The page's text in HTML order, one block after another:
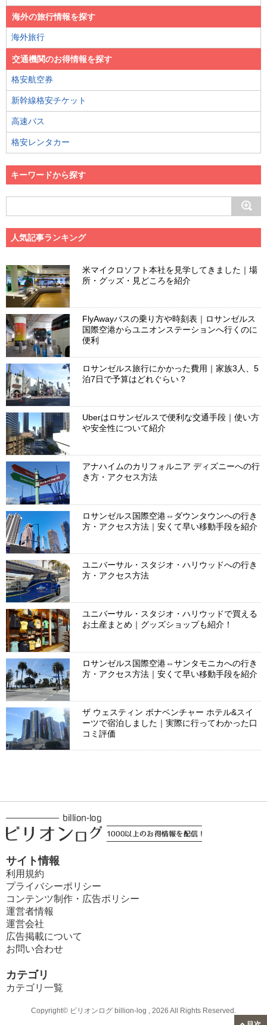
海外の旅行情報を探す
海外旅行
交通機関のお得情報を探す
格安航空券
新幹線格安チケット
高速バス
格安レンタカー
キーワードから探す
人気記事ランキング
米マイクロソフト本社を見学してきました｜場
所・グッズ・見どころを紹介
FlyAwayバスの乗り方や時刻表｜ロサンゼルス
国際空港からユニオンステーションへ行くのに
便利
ロサンゼルス旅行にかかった費用｜家族3人、5
泊7日で予算はどれぐらい？
Uberはロサンゼルスで便利な交通手段｜使い方
や安全性について紹介
アナハイムのカリフォルニア ディズニーへの行
き方・アクセス方法
ロサンゼルス国際空港⇔ダウンタウンへの行き
方・アクセス方法｜安くて早い移動手段を紹介
ユニバーサル・スタジオ・ハリウッドへの行き
方・アクセス方法
ユニバーサル・スタジオ・ハリウッドで買える
お土産まとめ｜グッズショップも紹介！
ロサンゼルス国際空港⇔サンタモニカへの行き
方・アクセス方法｜安くて早い移動手段を紹介
ザ ウェスティン ボナベンチャー ホテル&スイ
ーツで宿泊しました｜実際に行ってわかった口
コミ評価
サイト情報
利用規約
プライバシーポリシー
コンテンツ制作・広告ポリシー
運営者情報
運営会社
広告掲載について
お問い合わせ
カテゴリ
カテゴリ一覧
Copyright© ビリオンログ billion-log , 2026 All Rights Reserved.